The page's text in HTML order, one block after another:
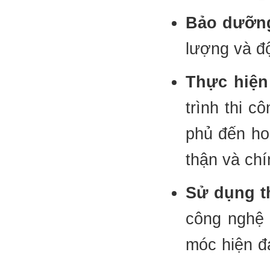
Bảo
lượng và
Thực
trình thi
phủ đến
thận và
Sử dụng
công
móc hiện